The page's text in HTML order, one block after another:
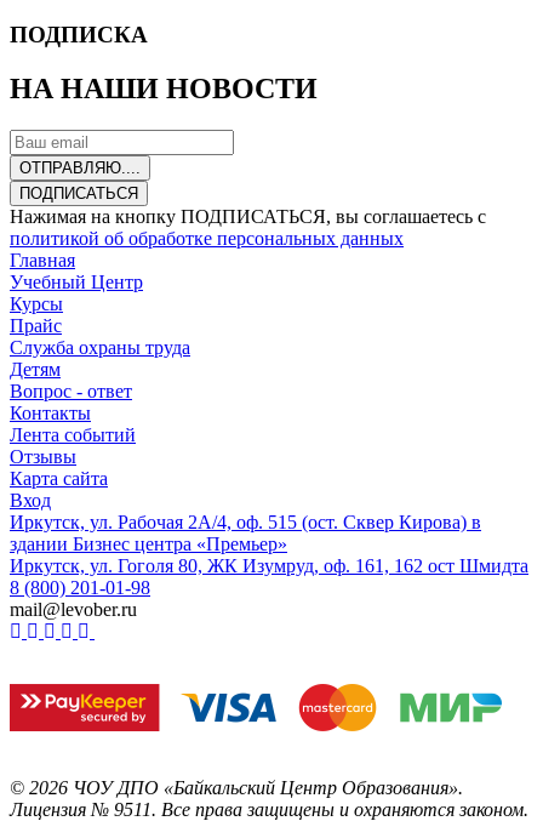
ПОДПИСКА
НА НАШИ НОВОСТИ
ОТПРАВЛЯЮ....
ПОДПИСАТЬСЯ
Нажимая на кнопку ПОДПИСАТЬСЯ, вы соглашаетесь с
политикой об обработке персональных данных
Главная
Учебный Центр
Курсы
Прайс
Служба охраны труда
Детям
Вопрос - ответ
Контакты
Лента событий
Отзывы
Карта сайта
Вход
Иркутск, ул. Рабочая 2А/4, оф. 515 (ост. Сквер Кирова) в
здании Бизнес центра «Премьер»
Иркутск, ул. Гоголя 80, ЖК Изумруд, оф. 161, 162 ост Шмидта
8 (800) 201-01-98
mail@levober.ru
© 2026 ЧОУ ДПО «Байкальский Центр Образования».
Лицензия № 9511. Все права защищены и охраняются законом.